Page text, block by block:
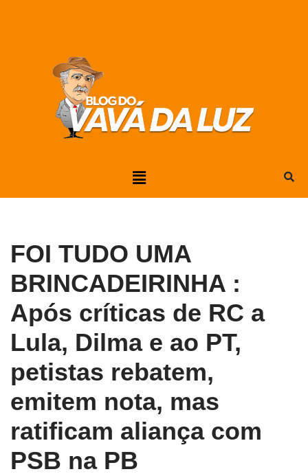
FOI TUDO UMA
BRINCADEIRINHA :
Após críticas de RC a
Lula, Dilma e ao PT,
petistas rebatem,
emitem nota, mas
ratificam aliança com
PSB na PB